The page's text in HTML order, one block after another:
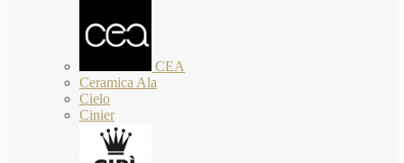
CEA
Ceramica Ala
Cielo
Cinier